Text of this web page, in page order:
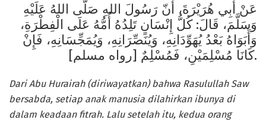
عَنْ أَبِي هُرَيْرَةَ، أَنّ رَسُولَ اللهِ صَلَّى اللهُ عَلَيْهِ
وَسَلَّمَ، قَالَ: كُلُّ إِنْسَانٍ تَلِدُهُ أُمُّهُ عَلَى الْفِطْرَةِ،
وَأَبَوَاهُ بَعْدُ يُهَوِّدَانِهِ، وَيُنَصِّرَانِهِ، وَيُمَجِّسَانِهِ، فَإِنْ
كَانَا مُسْلِمَيْنِ، فَمُسْلِمٌ [رواه مسلم].
Dari Abu Hurairah (diriwayatkan) bahwa Rasulullah Saw
bersabda, setiap anak manusia dilahirkan ibunya di
dalam keadaan fitrah. Lalu setelah itu, kedua orang